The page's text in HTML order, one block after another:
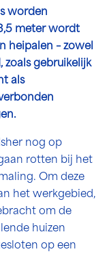
worden
meter wordt
heipalen – zowel
zoals gebruikelijk
als
nog op
rotten bij het
Om deze
het werkgebied,
om de
huizen
op een